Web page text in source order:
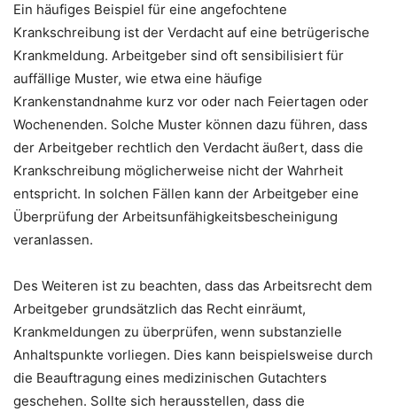
Ein häufiges Beispiel für eine angefochtene
Krankschreibung ist der Verdacht auf eine betrügerische
Krankmeldung. Arbeitgeber sind oft sensibilisiert für
auffällige Muster, wie etwa eine häufige
Krankenstandnahme kurz vor oder nach Feiertagen oder
Wochenenden. Solche Muster können dazu führen, dass
der Arbeitgeber rechtlich den Verdacht äußert, dass die
Krankschreibung möglicherweise nicht der Wahrheit
entspricht. In solchen Fällen kann der Arbeitgeber eine
Überprüfung der Arbeitsunfähigkeitsbescheinigung
veranlassen.
Des Weiteren ist zu beachten, dass das Arbeitsrecht dem
Arbeitgeber grundsätzlich das Recht einräumt,
Krankmeldungen zu überprüfen, wenn substanzielle
Anhaltspunkte vorliegen. Dies kann beispielsweise durch
die Beauftragung eines medizinischen Gutachters
geschehen. Sollte sich herausstellen, dass die